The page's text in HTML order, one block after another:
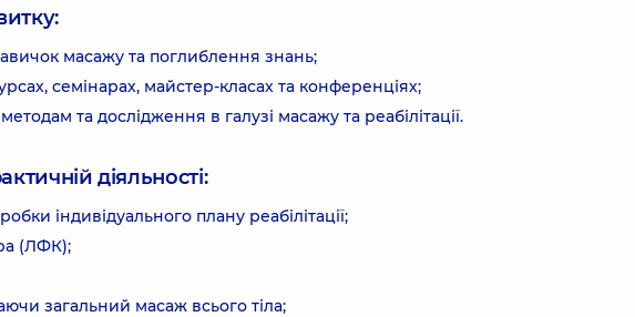
масажу та поглиблення знань;
семінарах, майстер-класах та конференціях;
та дослідження в галузі масажу та реабілітації.
діяльності:
індивідуального плану реабілітації;
(ЛФК);
загальний масаж всього тіла;